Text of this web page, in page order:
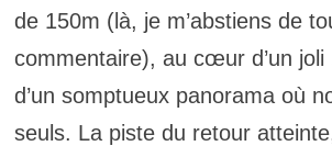
de 150m (là, je m’abstiens de
commentaire), au cœur d’un joli
d’un somptueux panorama où
seuls. La piste du retour